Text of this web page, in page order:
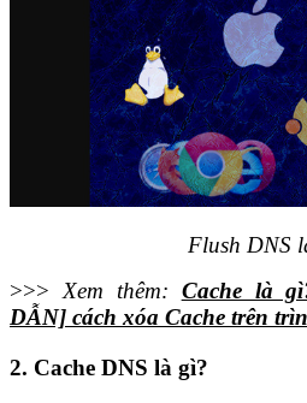
Flush DNS
>>> Xem thêm: Cache là
DẪN] cách xóa Cache trên
2. Cache DNS là gì?